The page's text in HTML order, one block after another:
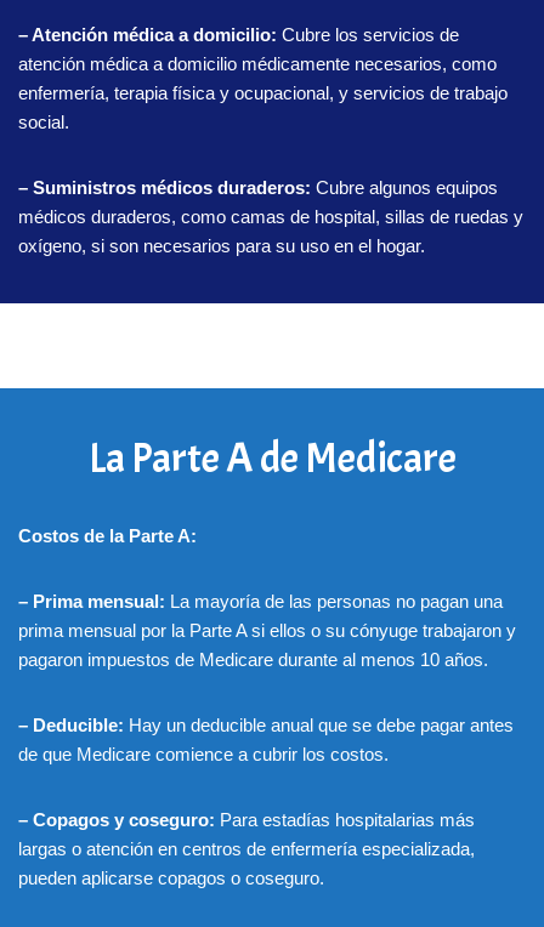
– Atención médica a domicilio: Cubre los servicios de
atención médica a domicilio médicamente necesarios, como
enfermería, terapia física y ocupacional, y servicios de trabajo
social.
– Suministros médicos duraderos: Cubre algunos equipos
médicos duraderos, como camas de hospital, sillas de ruedas y
oxígeno, si son necesarios para su uso en el hogar.
La Parte A de Medicare
Costos de la Parte A:
– Prima mensual: La mayoría de las personas no pagan una
prima mensual por la Parte A si ellos o su cónyuge trabajaron y
pagaron impuestos de Medicare durante al menos 10 años.
– Deducible: Hay un deducible anual que se debe pagar antes
de que Medicare comience a cubrir los costos.
– Copagos y coseguro: Para estadías hospitalarias más
largas o atención en centros de enfermería especializada,
pueden aplicarse copagos o coseguro.